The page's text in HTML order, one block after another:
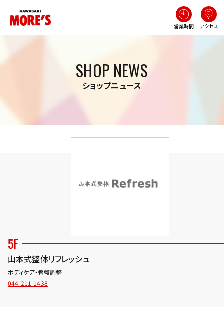
営業時間 アクセス
SHOP NEWS
ショップニュース
5F
山本式整体リフレッシュ
ボディケア・骨盤調整
044-211-1438